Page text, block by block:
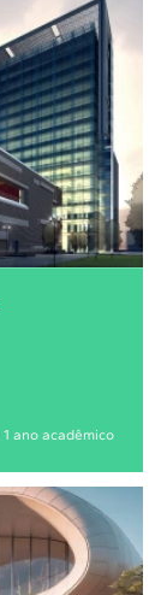
1 ano acadêmico